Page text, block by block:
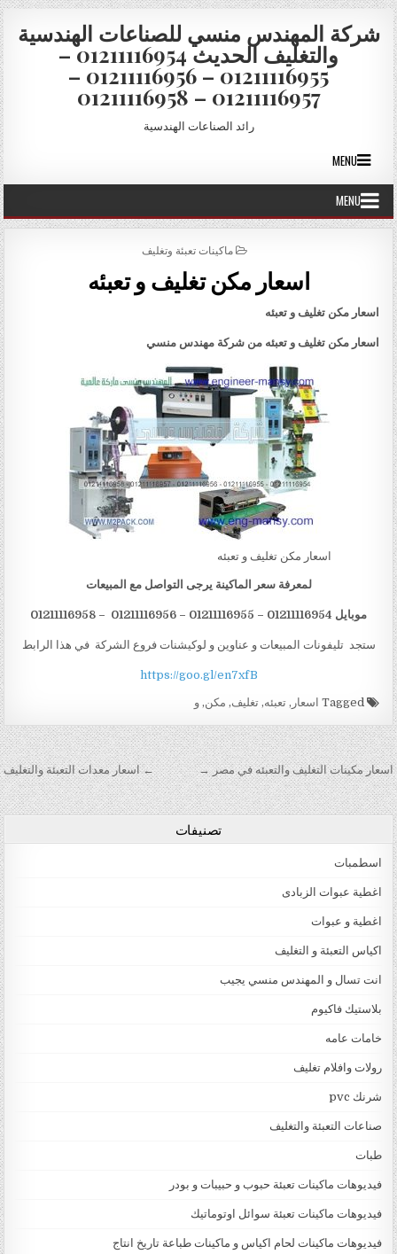
Skip to content
شركة المهندس منسي للصناعات الهندسية
والتغليف الحديث 01211116954 –
01211116955 – 01211116956 –
01211116957 – 01211116958
رائد الصناعات الهندسية
MENU
MENU
POSTED IN
ماكينات تعبئة وتغليف
اسعار مكن تغليف و تعبئه
اسعار مكن تغليف و تعبئه
اسعار مكن تغليف و تعبئه من شركة مهندس منسي
اسعار مكن تغليف و تعبئه
لمعرفة سعر الماكينة يرجى التواصل مع المبيعات
موبايل 01211116954 – 01211116955 – 01211116956 – 01211116958
ستجد تليفونات المبيعات و عناوين و لوكيشنات فروع الشركة في هذا الرابط
https://goo.gl/en7xfB
Tagged اسعار ,تعبئه,تغليف, مكن,و
تصفّح المقالات ← اسعار معدات التعبئة والتغليف اسعار مكينات التغليف والتعبئه في مصر →
تصنيفات
اسطمبات
اغطية عبوات الزبادى
اغطية و عبوات
اكياس التعبئة و التغليف
انت تسال و المهندس منسي يجيب
بلاستيك فاكيوم
خامات عامه
رولات وافلام تغليف
شرنك pvc
صناعات التعبئة والتغليف
طبات
فيديوهات ماكينات تعبئة حبوب و حبيبات و بودر
فيديوهات ماكينات تعبئة سوائل اوتوماتيك
فيديوهات ماكينات لحام اكياس و ماكينات طباعة تاريخ انتاج